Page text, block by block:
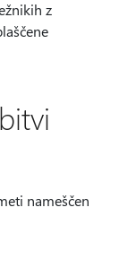
z
nameščen